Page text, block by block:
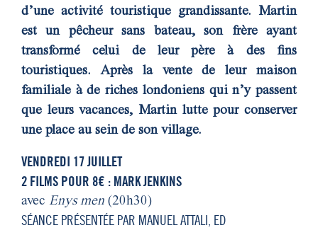
d’une activité touristique grandissante. Martin
est un pêcheur sans bateau, son frère ayant
transformé celui de leur père à des fins
touristiques. Après la vente de leur maison
familiale à de riches londoniens qui n’y passent
que leurs vacances, Martin lutte pour conserver
une place au sein de son village.
VENDREDI 17 JUILLET
2 FILMS POUR 8€ : MARK JENKINS
avec Enys men (20h30)
SÉANCE PRÉSENTÉE PAR MANUEL ATTALI, ED